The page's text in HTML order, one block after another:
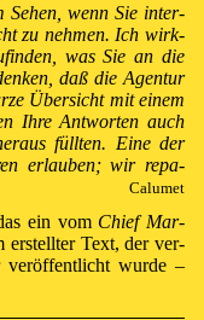
Se­hen, wenn Sie in­te­r­
zu neh­men. Ich wirk­
was Sie an die
daß die Agen­tur
Über­sicht mit ei­nem
Ih­re Ant­wor­ten auch
füll­ten. Ei­ne der
er­lau­ben; wir re­pa­
Calu­met
ein vom Chief Mar­
er­stell­ter Text, der ver­
ver­öf­fent­licht wur­de –